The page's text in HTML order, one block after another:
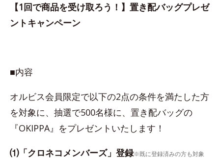
【1回で商品を受け取ろう！】置き配バッグプレゼ
ントキャンペーン
■内容
オルビス会員限定で以下の2点の条件を満たした方
を対象に、抽選で500名様に、置き配バッグの
『OKIPPA』をプレゼントいたします！
⑴「クロネコメンバーズ」登録※既に登録済みの方も対象